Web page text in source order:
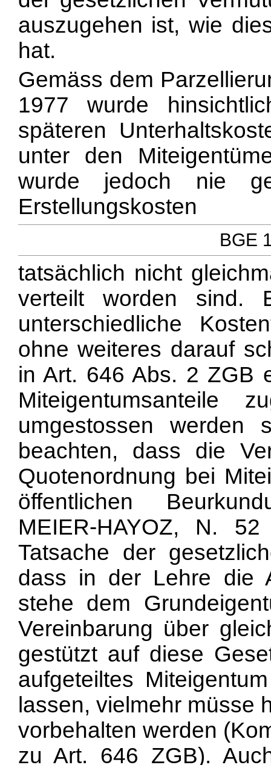
auszugehen ist, wie
hat.
Gemäss dem
1977 wurde
späteren
unter den
wurde jedoch nie
Erstellungskosten
BGE
tatsächlich nicht
verteilt worden sind.
unterschiedliche
ohne weiteres darauf
in Art. 646 Abs. 2 ZGB
Miteigentumsanteile
umgestossen
beachten, dass die
Quotenordnung bei
öffentlichen
MEIER-HAYOZ, N.
Tatsache der
dass in der Lehre die
stehe dem
Vereinbarung über
gestützt auf diese
aufgeteiltes
lassen, vielmehr müsse
vorbehalten werden
zu Art. 646 ZGB).